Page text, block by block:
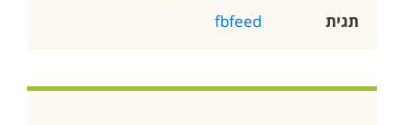
תגית
fbfeed